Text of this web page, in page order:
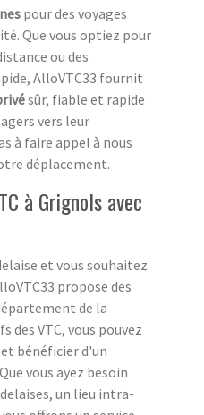
pour des voyages
Que vous optiez pour
ou des
AlloVTC33 fournit
sûr, fiable et rapide
vers leur
à faire appel à nous
déplacement.
à Grignols avec
et vous souhaitez
propose des
de la
des VTC, vous pouvez
bénéficier d'un
vous ayez besoin
un lieu intra-